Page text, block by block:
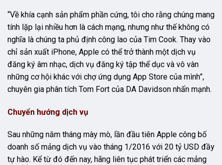
“Về khía cạnh sản phẩm phần cứng, tôi cho rằng chúng mang
tính lặp lại nhiều hơn là cách mạng, nhưng như thế không có
nghĩa là chúng ta phủ định công lao của Tim Cook. Thay vào
chỉ sản xuất iPhone, Apple có thể trở thành một dịch vụ
đăng ký âm nhạc, dịch vụ đăng ký tập thể dục và vô vàn
những cơ hội khác với chợ ứng dụng App Store của mình”,
chuyên gia phân tích Tom Fort của DA Davidson nhấn mạnh.
Chuyển hướng dịch vụ
Sau những năm tháng mày mò, lần đầu tiên Apple công bố
doanh số mảng dịch vụ vào tháng 1/2016 với 20 tỷ USD đầy
tự hào. Kể từ đó đến nay, hãng liên tục phát triển các mảng